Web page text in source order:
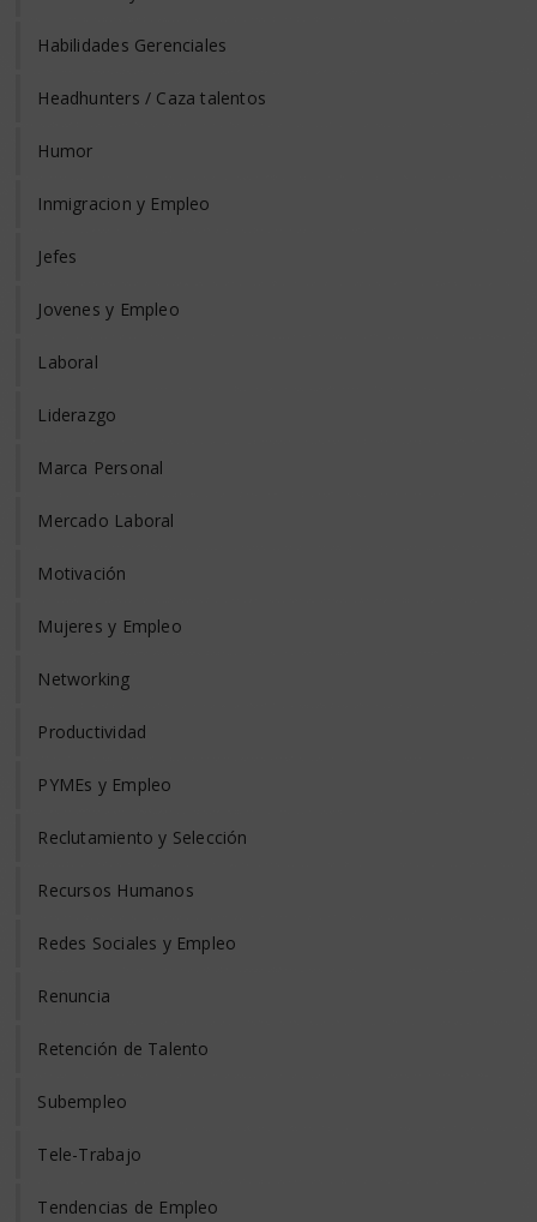
Habilidades Gerenciales
Headhunters / Caza talentos
Humor
Inmigracion y Empleo
Jefes
Jovenes y Empleo
Laboral
Liderazgo
Marca Personal
Mercado Laboral
Motivación
Mujeres y Empleo
Networking
Productividad
PYMEs y Empleo
Reclutamiento y Selección
Recursos Humanos
Redes Sociales y Empleo
Renuncia
Retención de Talento
Subempleo
Tele-Trabajo
Tendencias de Empleo